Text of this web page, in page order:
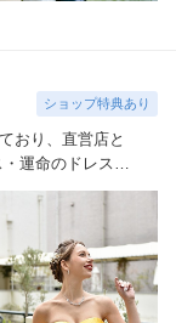
ショップ特典あり
おり、直営店と
運命のドレスへ